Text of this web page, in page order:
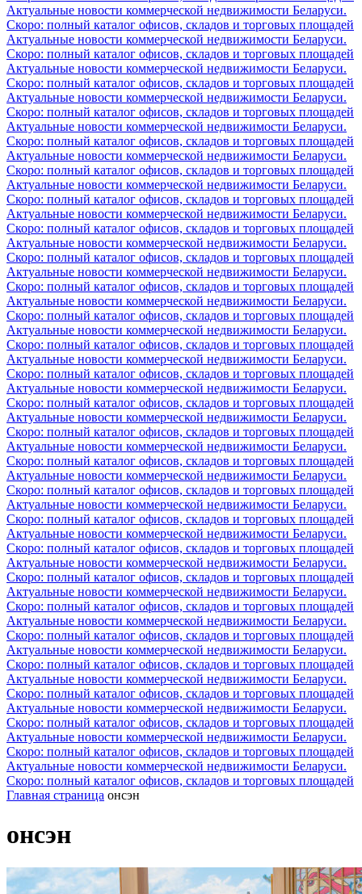
Актуальные новости коммерческой недвижимости Беларуси.
Скоро: полный каталог офисов, складов и торговых площадей
Актуальные новости коммерческой недвижимости Беларуси.
Скоро: полный каталог офисов, складов и торговых площадей
Актуальные новости коммерческой недвижимости Беларуси.
Скоро: полный каталог офисов, складов и торговых площадей
Актуальные новости коммерческой недвижимости Беларуси.
Скоро: полный каталог офисов, складов и торговых площадей
Актуальные новости коммерческой недвижимости Беларуси.
Скоро: полный каталог офисов, складов и торговых площадей
Актуальные новости коммерческой недвижимости Беларуси.
Скоро: полный каталог офисов, складов и торговых площадей
Актуальные новости коммерческой недвижимости Беларуси.
Скоро: полный каталог офисов, складов и торговых площадей
Актуальные новости коммерческой недвижимости Беларуси.
Скоро: полный каталог офисов, складов и торговых площадей
Актуальные новости коммерческой недвижимости Беларуси.
Скоро: полный каталог офисов, складов и торговых площадей
Актуальные новости коммерческой недвижимости Беларуси.
Скоро: полный каталог офисов, складов и торговых площадей
Актуальные новости коммерческой недвижимости Беларуси.
Скоро: полный каталог офисов, складов и торговых площадей
Актуальные новости коммерческой недвижимости Беларуси.
Скоро: полный каталог офисов, складов и торговых площадей
Актуальные новости коммерческой недвижимости Беларуси.
Скоро: полный каталог офисов, складов и торговых площадей
Актуальные новости коммерческой недвижимости Беларуси.
Скоро: полный каталог офисов, складов и торговых площадей
Актуальные новости коммерческой недвижимости Беларуси.
Скоро: полный каталог офисов, складов и торговых площадей
Актуальные новости коммерческой недвижимости Беларуси.
Скоро: полный каталог офисов, складов и торговых площадей
Актуальные новости коммерческой недвижимости Беларуси.
Скоро: полный каталог офисов, складов и торговых площадей
Актуальные новости коммерческой недвижимости Беларуси.
Скоро: полный каталог офисов, складов и торговых площадей
Актуальные новости коммерческой недвижимости Беларуси.
Скоро: полный каталог офисов, складов и торговых площадей
Актуальные новости коммерческой недвижимости Беларуси.
Скоро: полный каталог офисов, складов и торговых площадей
Актуальные новости коммерческой недвижимости Беларуси.
Скоро: полный каталог офисов, складов и торговых площадей
Актуальные новости коммерческой недвижимости Беларуси.
Скоро: полный каталог офисов, складов и торговых площадей
Актуальные новости коммерческой недвижимости Беларуси.
Скоро: полный каталог офисов, складов и торговых площадей
Актуальные новости коммерческой недвижимости Беларуси.
Скоро: полный каталог офисов, складов и торговых площадей
Актуальные новости коммерческой недвижимости Беларуси.
Скоро: полный каталог офисов, складов и торговых площадей
Актуальные новости коммерческой недвижимости Беларуси.
Скоро: полный каталог офисов, складов и торговых площадей
Актуальные новости коммерческой недвижимости Беларуси.
Скоро: полный каталог офисов, складов и торговых площадей
Главная страница онсэн
онсэн